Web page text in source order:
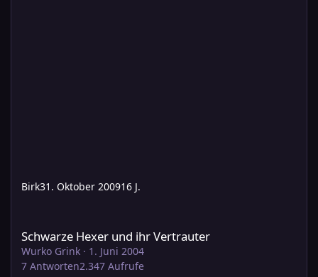
Birk31. Oktober 200916 J.
Schwarze Hexer und ihr Vertrauter
Wurko Grink · 1. Juni 2004
7 Antworten2.347 Aufrufe